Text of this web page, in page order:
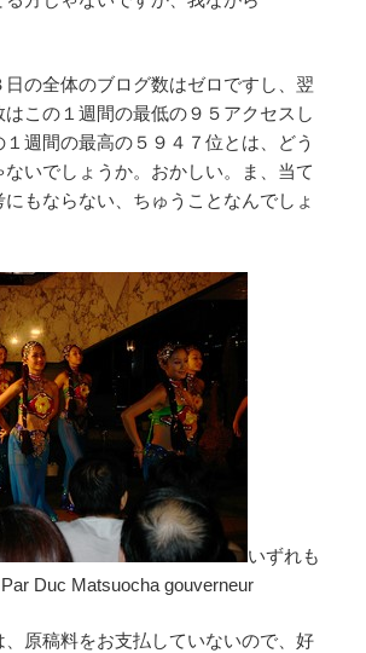
の全体のブログ数はゼロですし、翌
はこの１週間の最低の９５アクセスし
週間の最高の５９４７位とは、どう
いでしょうか。おかしい。ま、当て
もならない、ちゅうことなんでしょ
いずれも
Duc Matsuocha gouverneur
原稿料をお支払していないので、好